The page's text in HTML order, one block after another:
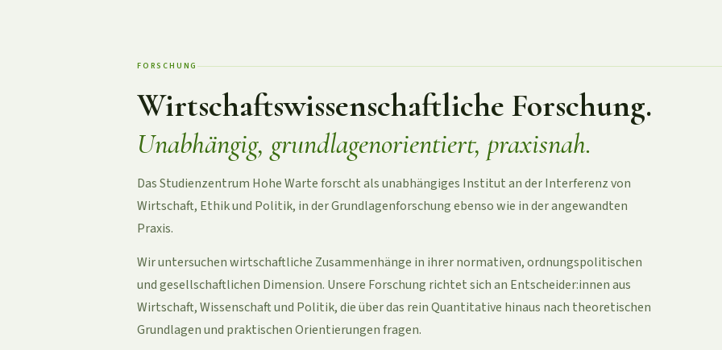
FORSCHUNG
Wirtschaftswissenschaftliche Forschung.
Unabhängig, grundlagenorientiert, praxisnah.
Das Studienzentrum Hohe Warte forscht als unabhängiges Institut an der Interferenz von
Wirtschaft, Ethik und Politik, in der Grundlagenforschung ebenso wie in der angewandten
Praxis.
Wir untersuchen wirtschaftliche Zusammenhänge in ihrer normativen, ordnungspolitischen
und gesellschaftlichen Dimension. Unsere Forschung richtet sich an Entscheider:innen aus
Wirtschaft, Wissenschaft und Politik, die über das rein Quantitative hinaus nach theoretischen
Grundlagen und praktischen Orientierungen fragen.